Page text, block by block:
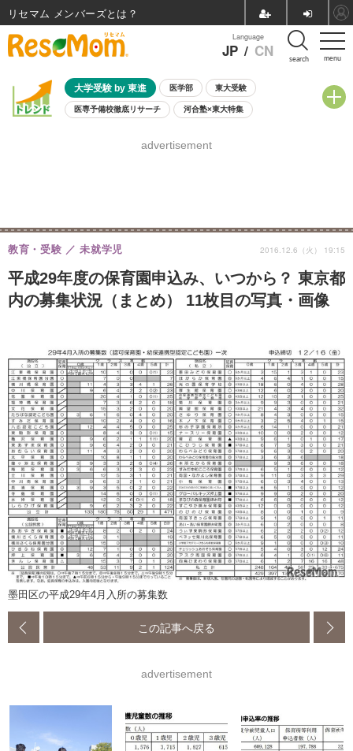
menu
Language
JP / CN search
大学受験 by 東進 医学部 東大受験
医専予備校徹底リサーチ 河合塾×東大特集
8月開催学校説明会・相談会
advertisement
平成29年度の保育園申込み、いつから？ 東京都
内の募集状況（まとめ） 11枚目の写真・画像
教育・受験 未就学児 2016.12.6（火） 19:15
墨田区の平成29年4月入所の募集数
この記事へ戻る
advertisement
リセマム メンバーズ